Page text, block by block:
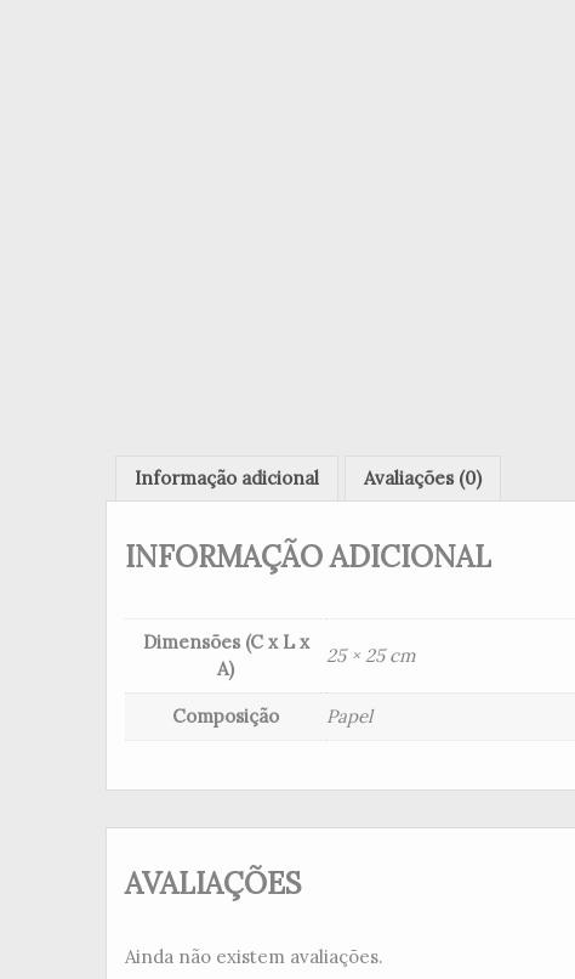
Informação adicional Avaliações (0)
INFORMAÇÃO ADICIONAL
Dimensões (C x L x
A)
25 × 25 cm
Composição Papel
AVALIAÇÕES
Ainda não existem avaliações.